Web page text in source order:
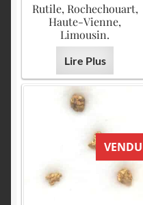
Rutile, Rochechouart,
Haute-Vienne,
Limousin.
Lire Plus
VENDU